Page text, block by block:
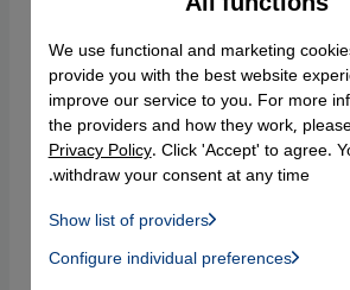
قائمة على
الفاشلة حول
عربي
We use functional and marketing
provide you with the best website
improve our service to you. For more
the providers and how they work,
Privacy Policy. Click 'Accept' to agree.
withdraw your consent at any time.
Show list of providers
Instagram Embed, Twitter Embed,
Facebook Embed /
Configure individual preferences